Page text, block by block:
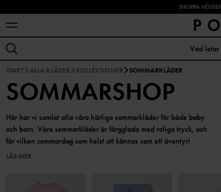
SHOPPA
START ALLA KLÄDER KOLLEKTIONER SOMMARKLÄDER
SOMMARSHOP
Här har vi samlat alla våra härliga sommarkläder för både baby
och barn. Våra sommarkläder är färgglada med roliga tryck, och
får vilken sommardag som helst att kännas som ett äventyr!
LÄS MER